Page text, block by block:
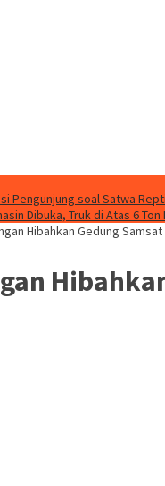
Pengunjung soal Satwa
Dibuka, Truk di Atas 6 Ton
Hibahkan Gedung